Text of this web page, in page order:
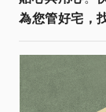
為您管好宅，